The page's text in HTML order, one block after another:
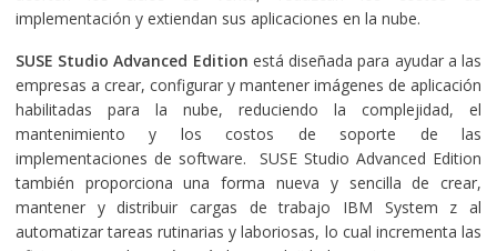
implementación y extiendan sus aplicaciones en la nube.
SUSE Studio Advanced Edition está diseñada para ayudar a las
empresas a crear, configurar y mantener imágenes de aplicación
habilitadas para la nube, reduciendo la complejidad, el
mantenimiento y los costos de soporte de las
implementaciones de software. SUSE Studio Advanced Edition
también proporciona una forma nueva y sencilla de crear,
mantener y distribuir cargas de trabajo IBM System z al
automatizar tareas rutinarias y laboriosas, lo cual incrementa las